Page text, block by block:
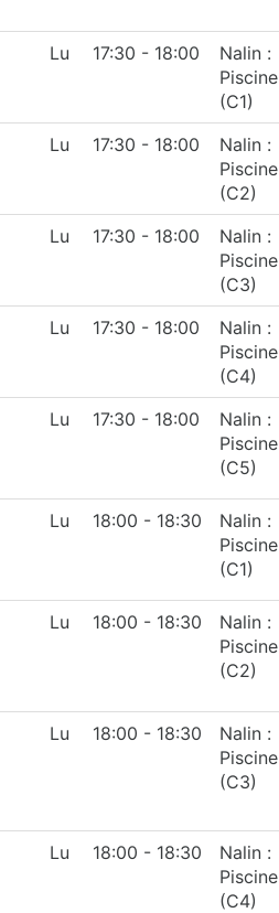
Lu 17:30 - 18:00
Nalin :
Piscine
(C1)
Lu 17:30 - 18:00
Nalin :
Piscine
(C2)
Lu 17:30 - 18:00
Nalin :
Piscine
(C3)
Lu 17:30 - 18:00
Nalin :
Piscine
(C4)
Lu 17:30 - 18:00
Nalin :
Piscine
(C5)
Lu 18:00 - 18:30
Nalin :
Piscine
(C1)
Lu 18:00 - 18:30
Nalin :
Piscine
(C2)
Lu 18:00 - 18:30
Nalin :
Piscine
(C3)
Lu 18:00 - 18:30
Nalin :
Piscine
(C4)